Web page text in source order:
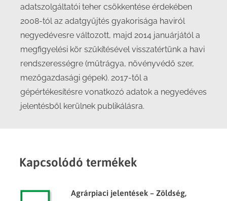
adatszolgáltatói teher csökkentése érdekében
2008-tól az adatgyűjtés gyakorisága haviról
negyedévesre változott, majd 2014 januárjától a
megfigyelési kör szűkítésével visszatértünk a havi
rendszerességre (műtrágya, növényvédő szer,
mezőgazdasági gépek). 2017-től a
gépértékesítésre vonatkozó adatok a negyedéves
jelentésből kerülnek publikálásra.
Kapcsolódó termékek
Agrárpiaci jelentések – Zöldség,